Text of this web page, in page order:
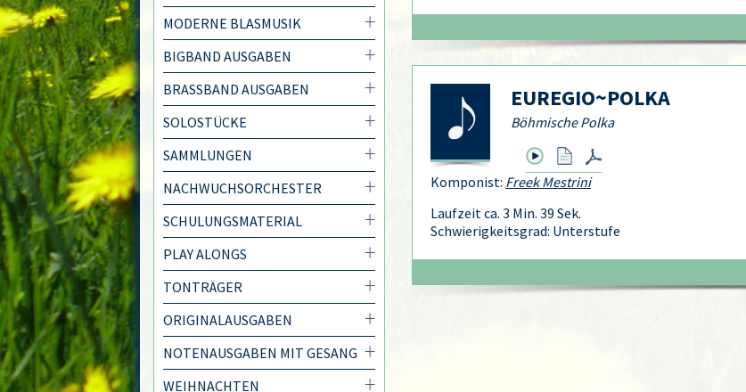
MODERNE BLASMUSIK
BIGBAND AUSGABEN
BRASSBAND AUSGABEN
SOLOSTÜCKE
SAMMLUNGEN
NACHWUCHSORCHESTER
SCHULUNGSMATERIAL
PLAY ALONGS
TONTRÄGER
ORIGINALAUSGABEN
NOTENAUSGABEN MIT GESANG
WEIHNACHTEN
EUREGIO~POLKA
Böhmische Polka
Komponist: Freek Mestrini
Laufzeit ca. 3 Min. 39 Sek.
Schwierigkeitsgrad: Unterstufe